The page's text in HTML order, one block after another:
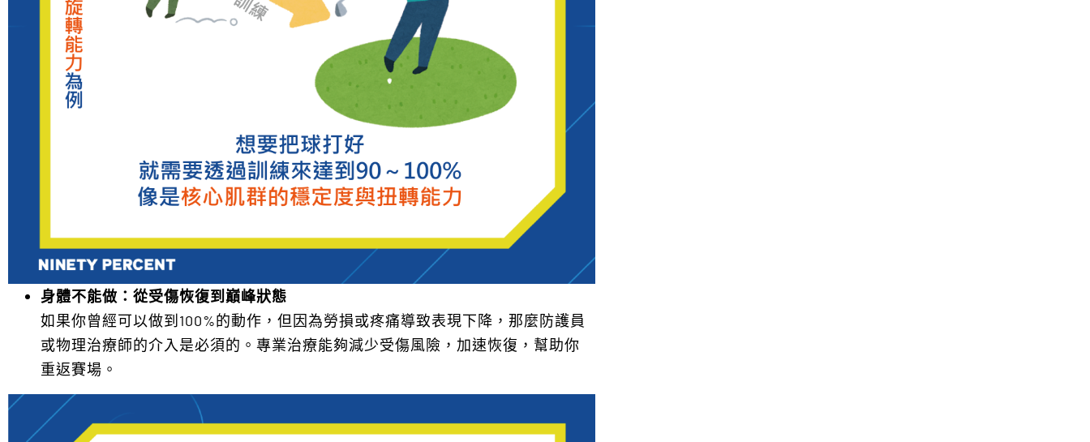
身體不能做：從受傷恢復到巔峰狀態
如果你曾經可以做到100%的動作，但因為勞損或疼痛導致表現下降，那麼防護員
或物理治療師的介入是必須的。專業治療能夠減少受傷風險，加速恢復，幫助你
重返賽場。